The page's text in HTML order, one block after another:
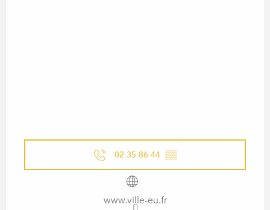
02 35 86 44 ▒▒
www.ville-eu.fr